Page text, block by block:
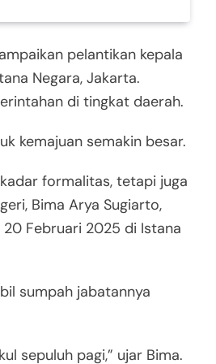
pelantikan kepala
Negara, Jakarta.
di tingkat daerah.
kemajuan semakin besar.
formalitas, tetapi juga
Bima Arya Sugiarto,
Februari 2025 di Istana
sumpah jabatannya
sepuluh pagi,” ujar Bima.